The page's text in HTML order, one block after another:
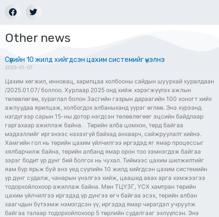
Other news
Сүүлийн 10 жилд хийгдсэн цахим системийг үнэлнэ
2025-01-07
Цахим хөгжил, инновац, харилцаа холбооны сайдын шуурхай хуралдаан
/2025.01.07/ боллоо. Хурлаар 2025 онд хийж хэрэгжүүлэх ажлын
төлөвлөгөө, зураглал болон Засгийн газрын дараагийн 100 хоногт хийх
ажлуудаа ярилцаж, холбогдох албаныханд үүрэг өглөө. Энэ хүрээнд
нэгдүгээр сарын 15-ны дотор нэгдсэн төлөвлөгөөг эцсийн байдлаар
гаргахаар ажиллаж байна. Төрийн алба цомхон, төрд байгаа
мэдээллийг иргэнээс нэхэхгүй байхад анхаарч, сайжруулалт хийнэ.
Хамгийн гол нь төрийн цахим үйлчилгээ иргэдэд яг ямар процессыг
хялбарчилж байна, төрийн албанд ямар орон тоо хэмнэгдэж байгаа
зэрэг бодит үр дүнг бий болгох нь чухал. Тиймээс цахим шилжилтийг
яам бүр ярьж буй энэ үед сүүлийн 10 жилд хийгдсэн цахим системийн
үр дүнг судалж, чанарын үнэлгээ хийж, цаашид авах арга хэмжээгээ
тодорхойлохоор ажиллаж байна. Мөн ТЦҮЗГ, ҮСХ хамтран төрийн
цахим үйлчилгээ иргэдэд үр дүнгээ өгч байгаа эсэх, төрийн албан
хаагчдын бүтээмж нэмэгдсэн үү, иргэдэд ямар чирэгдэл учруулж
байгаа талаар тодорхойлохоор 5 төрлийн судалгааг эхлүүлсэн. Энэ